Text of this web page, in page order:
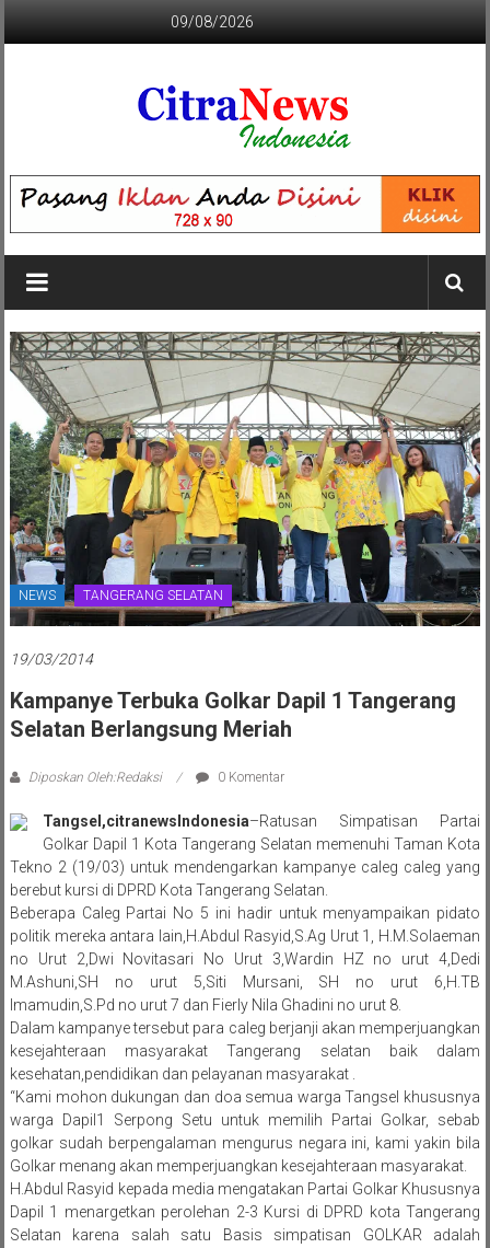
09/08/2026
CITRANEWS
INDONESIA
BERANI
DAN
KRISTIS
NEWS TANGERANG SELATAN
19/03/2014
Kampanye Terbuka Golkar Dapil 1 Tangerang
Selatan Berlangsung Meriah
Diposkan Oleh:Redaksi 0 Komentar
Tangsel,citranewsIndonesia–Ratusan Simpatisan Partai
Golkar Dapil 1 Kota Tangerang Selatan memenuhi Taman Kota
Tekno 2 (19/03) untuk mendengarkan kampanye caleg caleg yang
berebut kursi di DPRD Kota Tangerang Selatan.
Beberapa Caleg Partai No 5 ini hadir untuk menyampaikan pidato
politik mereka antara lain,H.Abdul Rasyid,S.Ag Urut 1, H.M.Solaeman
no Urut 2,Dwi Novitasari No Urut 3,Wardin HZ no urut 4,Dedi
M.Ashuni,SH no urut 5,Siti Mursani, SH no urut 6,H.TB
Imamudin,S.Pd no urut 7 dan Fierly Nila Ghadini no urut 8.
Dalam kampanye tersebut para caleg berjanji akan memperjuangkan
kesejahteraan masyarakat Tangerang selatan baik dalam
kesehatan,pendidikan dan pelayanan masyarakat .
“Kami mohon dukungan dan doa semua warga Tangsel khususnya
warga Dapil1 Serpong Setu untuk memilih Partai Golkar, sebab
golkar sudah berpengalaman mengurus negara ini, kami yakin bila
Golkar menang akan memperjuangkan kesejahteraan masyarakat.
H.Abdul Rasyid kepada media mengatakan Partai Golkar Khususnya
Dapil 1 menargetkan perolehan 2-3 Kursi di DPRD kota Tangerang
Selatan karena salah satu Basis simpatisan GOLKAR adalah